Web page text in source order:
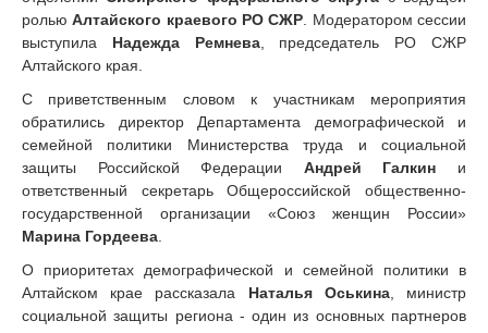
рольюАлтайского краевого РО СЖР . Модератором сессии
выступила Надежда Ремнева, председатель РО СЖР
Алтайского края.
С приветственным словом к участникам мероприятия
обратились директор Департамента демографической и
семейной политики Министерства труда и социальной
защиты Российской Федерации Андрей Галкин и
ответственный секретарь Общероссийской общественно-
государственной организации «Союз женщин России»
Марина Гордеева
О приоритетах демографической и семейной политики в
Алтайском крае рассказала Наталья Оськина, министр
социальной защиты региона - один из основных партнеров